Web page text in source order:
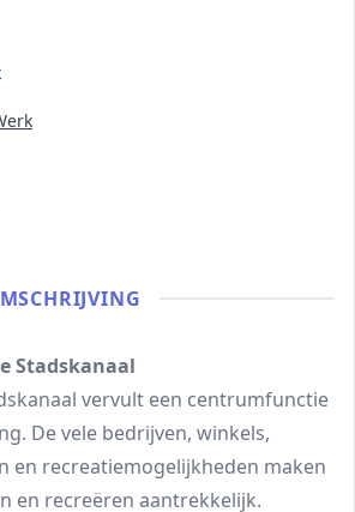
Ben je al lid?
Stadskanaal
vervult een centrumfunctie
De vele bedrijven, winkels,
en recreatiemogelijkheden maken
en recreëren aantrekkelijk.